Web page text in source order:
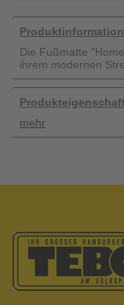
Die Fußmatte
ihrem modernen
mehr